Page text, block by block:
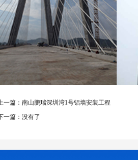
一篇： 南山鹏瑞深圳湾1号铝墙安装工程
一篇：没有了